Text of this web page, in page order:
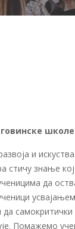
и
стичу знање
да
да самокритички
Помажемо